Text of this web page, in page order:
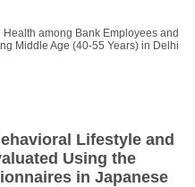
among Bank Employees and
Middle Age (40-55 Years) in Delhi
Lifestyle and
Using the
in Japanese